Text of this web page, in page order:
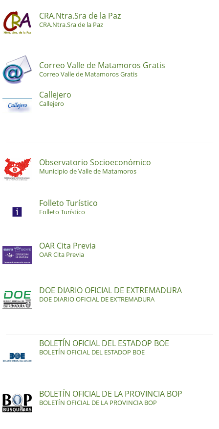
CRA.Ntra.Sra de la Paz
CRA.Ntra.Sra de la Paz
Correo Valle de Matamoros Gratis
Correo Valle de Matamoros Gratis
Callejero
Callejero
Observatorio Socioeconómico
Municipio de Valle de Matamoros
Folleto Turístico
Folleto Turístico
OAR Cita Previa
OAR Cita Previa
DOE DIARIO OFICIAL DE EXTREMADURA
DOE DIARIO OFICIAL DE EXTREMADURA
BOLETÍN OFICIAL DEL ESTADOP BOE
BOLETÍN OFICIAL DEL ESTADOP BOE
BOLETÍN OFICIAL DE LA PROVINCIA BOP
BOLETÍN OFICIAL DE LA PROVINCIA BOP